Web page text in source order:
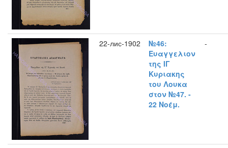
22-лис-1902
№46:
Ευαγγελιον
της ΙΓ
Κυριακης
του Λουκα
στον №47. -
22 Νοέμ.
-